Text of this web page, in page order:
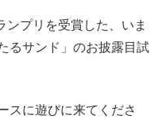
ンプリを受賞した、いま
るサンド」のお披露目試
スに遊びに来てくださ